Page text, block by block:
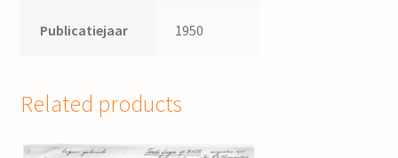
Publicatiejaar 1950
Related products